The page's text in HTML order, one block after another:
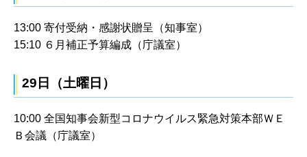
13:00 寄付受納・感謝状贈呈（知事室）
15:10 ６月補正予算編成（庁議室）
29日（土曜日）
10:00 全国知事会新型コロナウイルス緊急対策本部ＷＥ
Ｂ会議（庁議室）